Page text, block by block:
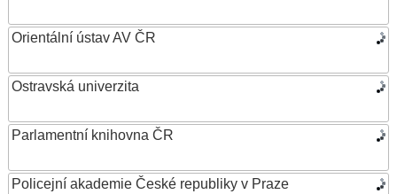
Orientální ústav AV ČR
Ostravská univerzita
Parlamentní knihovna ČR
Policejní akademie České republiky v Praze